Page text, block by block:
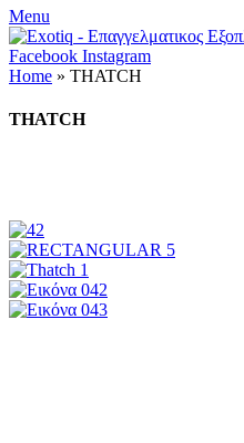
Menu
Facebook Instagram
Home » THATCH
THATCH